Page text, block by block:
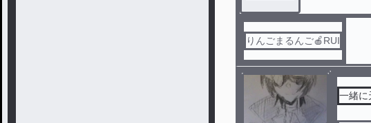
りんごまるんご🍎RUI
一緒に